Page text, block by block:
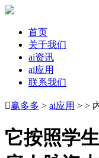
首页
关于我们
ai资讯
ai应用
联系我们
赢多多 > ai应用 > >
它按照学